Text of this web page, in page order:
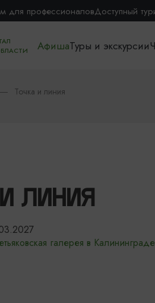
для профессионаловДоступный
АфишаТуры и экскурсии
Точка и линия
ЛИНИЯ
галерея в Калининграде